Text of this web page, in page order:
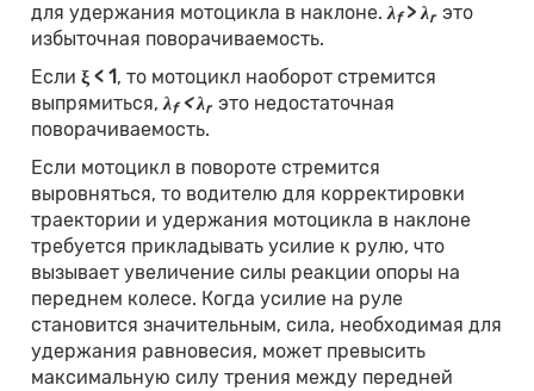
для удержания мотоцикла в наклоне.λf > λrэто
избыточная поворачиваемость.
Еслиξ <1, то мотоцикл наоборот стремится
выпрямиться,λf < λrэто недостаточная
поворачиваемость.
Если мотоцикл в повороте стремится
выровняться, то водителю для корректировки
траектории и удержания мотоцикла в наклоне
требуется прикладывать усилие к рулю, что
вызывает увеличение силы реакции опоры на
переднем колесе. Когда усилие на руле
становится значительным, сила, необходимая для
удержания равновесия, может превысить
максимальную силу трения между передней